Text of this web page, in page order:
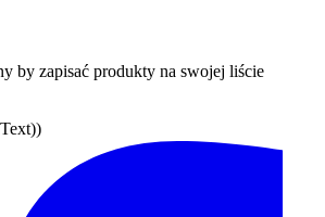
by zapisać produkty na swojej liście